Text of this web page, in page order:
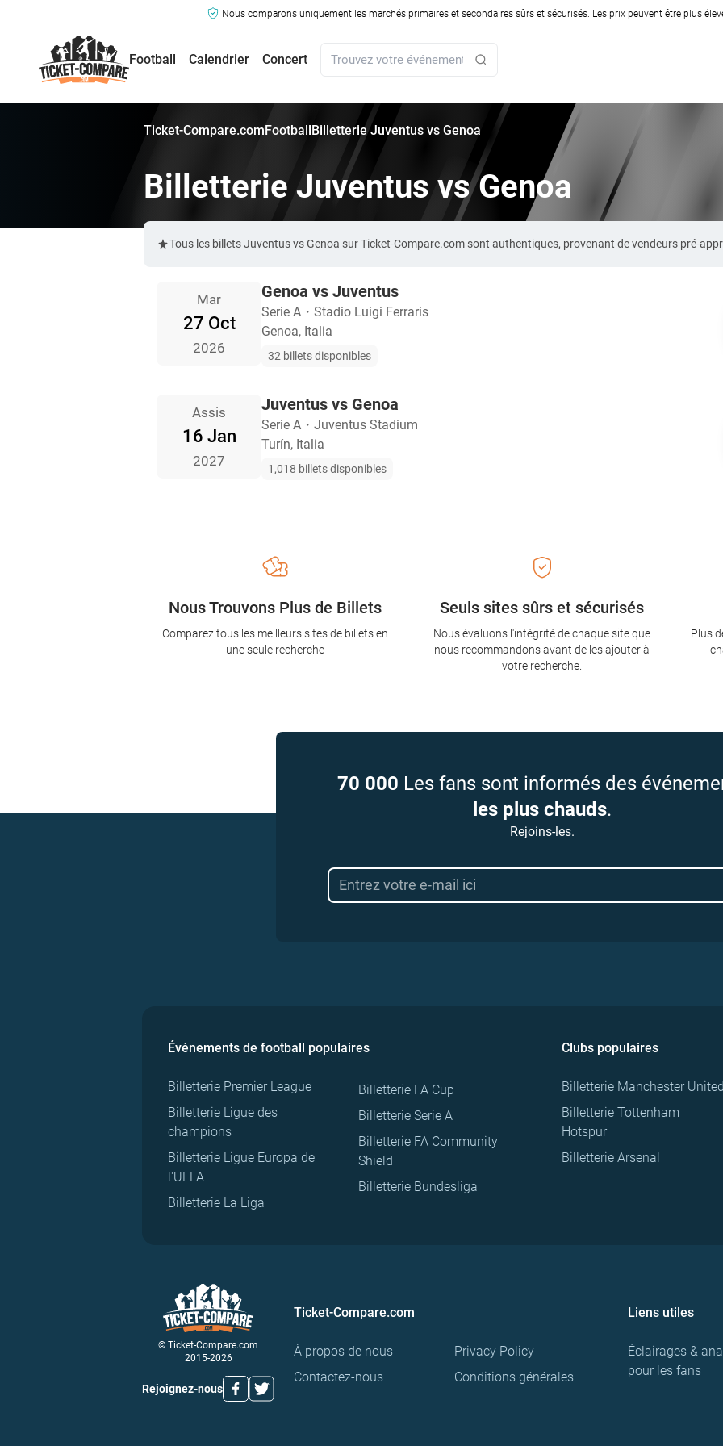
Nous comparons uniquement les marchés primaires et secondaires sûrs et sécurisés. Les prix peuvent être plus
Football Calendrier Concert
Ticket-Compare.comFootballBilletterie Juventus vs Genoa
Billetterie Juventus vs Genoa
Tous les billets Juventus vs Genoa sur Ticket-Compare.com sont authentiques, provenant de vendeurs pré-
Mar
27 Oct
2026
Genoa vs Juventus
Serie A ・ Stadio Luigi Ferraris
Genoa, Italia
32 billets disponibles
Assis
16 Jan
2027
Juventus vs Genoa
Serie A ・ Juventus Stadium
Turín, Italia
1,018 billets disponibles
Seuls sites sûrs et sécurisés
Nous évaluons l'intégrité de chaque site que
nous recommandons avant de les ajouter à
votre recherche.
Nous Trouvons Plus de Billets
Comparez tous les meilleurs sites de billets en
une seule recherche
Plus
70 000 Les fans sont informés des
les plus chauds.
Rejoins-les.
Événements de football populaires
Billetterie Premier League
Billetterie Ligue des
champions
Billetterie Ligue Europa de
l'UEFA
Billetterie La Liga
Billetterie FA Cup
Billetterie Serie A
Billetterie FA Community
Shield
Billetterie Bundesliga
Clubs populaires
Billetterie Manchester
Billetterie Tottenham
Hotspur
Billetterie Arsenal
© Ticket-Compare.com
2015-2026
Rejoignez-nous
Ticket-Compare.com
À propos de nous
Contactez-nous
Privacy Policy
Conditions générales
Liens utiles
Éclairages &
pour les fans